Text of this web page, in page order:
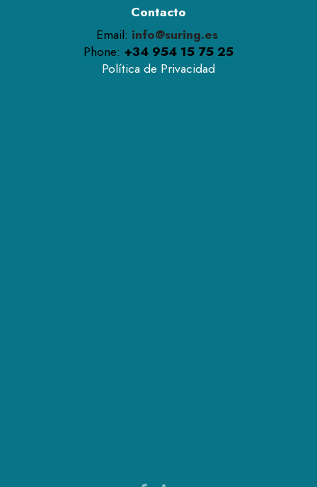
Contacto
Email: info@suring.es
Phone: +34 954 15 75 25
Política de Privacidad